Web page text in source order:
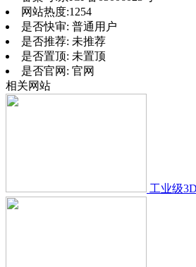
网站热度:1254
是否快审: 普通用户
是否推荐: 未推荐
是否置顶: 未置顶
是否官网: 官网
相关网站
工业级